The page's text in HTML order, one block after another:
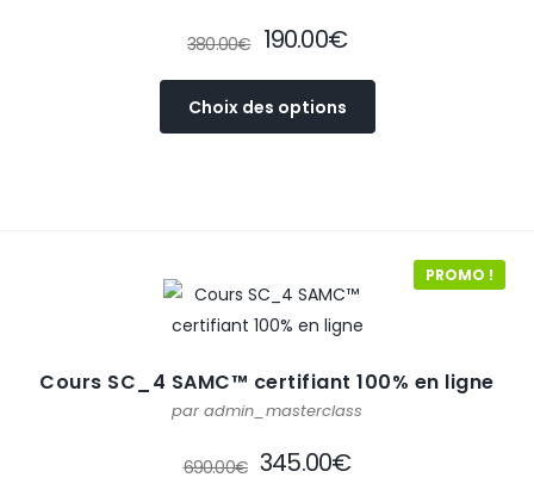
380.00€ 190.00€
Choix des options
PROMO !
Cours SC_4 SAMC™ certifiant 100% en ligne
par admin_masterclass
690.00€ 345.00€